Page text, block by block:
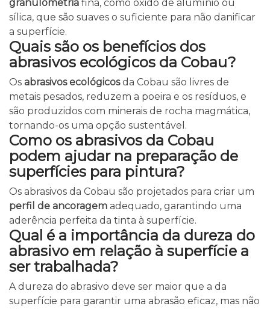
granulometria fina, como óxido de alumínio ou
sílica, que são suaves o suficiente para não danificar
a superfície.
Quais são os benefícios dos
abrasivos ecológicos da Cobau?
Os abrasivos ecológicosda Cobau são livres de
metais pesados, reduzem a poeira e os resíduos, e
são produzidos com minerais de rocha magmática,
tornando-os uma opção sustentável.
Como os abrasivos da Cobau
podem ajudar na preparação de
superfícies para pintura?
Os abrasivos da Cobau são projetados para criar um
perfil de ancoragem adequado, garantindo uma
aderência perfeita da tinta à superfície.
Qual é a importância da dureza do
abrasivo em relação à superfície a
ser trabalhada?
A dureza do abrasivo deve ser maior que a da
superfície para garantir uma abrasão eficaz, mas não